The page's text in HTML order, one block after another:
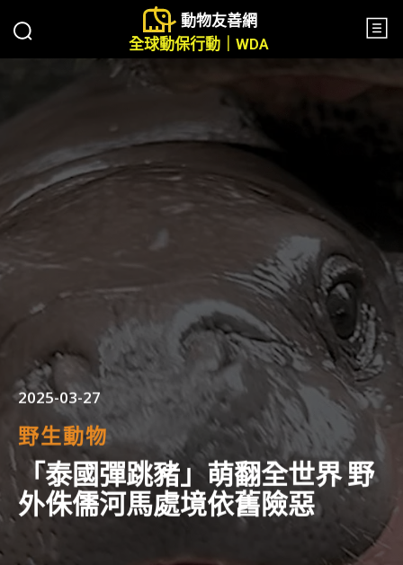
動物友善網
全球動保行動｜WDA
2025-03-27
野生動物
「泰國彈跳豬」萌翻全世界 野
外侏儒河馬處境依舊險惡